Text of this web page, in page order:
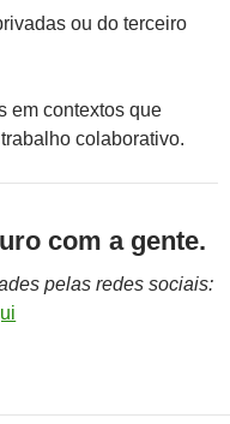
ou do terceiro
em contextos que
colaborativo.
com a gente.
pelas redes sociais: